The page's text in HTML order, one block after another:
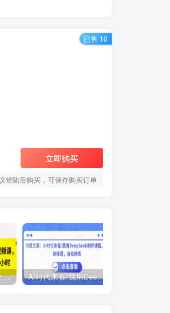
立即购买
登陆后购买，可保存购买订单
已售 10
七步成篇：AI写作全攻略线上视频课，用ai搞定写作，每天早下班2小时 AI时代来临!我用DeepSeek制作课程、爆款标题，自动挣钱